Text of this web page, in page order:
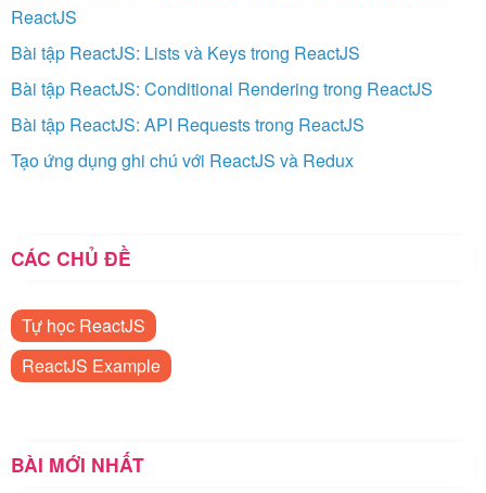
ReactJS
Bài tập ReactJS: Lists và Keys trong ReactJS
Bài tập ReactJS: Conditional Rendering trong ReactJS
Bài tập ReactJS: API Requests trong ReactJS
Tạo ứng dụng ghi chú với ReactJS và Redux
CÁC CHỦ ĐỀ
Tự học ReactJS
ReactJS Example
BÀI MỚI NHẤT